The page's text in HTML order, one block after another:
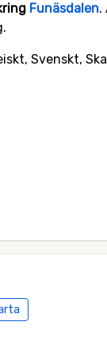
Funäsdalen.
Svenskt,